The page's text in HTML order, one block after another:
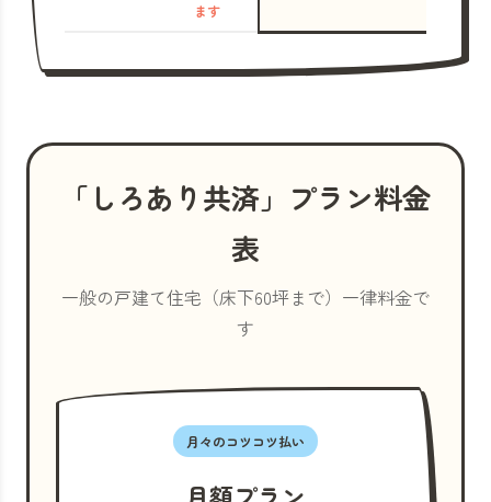
ます
「しろあり共済」プラン料金
表
一般の戸建て住宅（床下60坪まで）一律料金で
す
月々のコツコツ払い